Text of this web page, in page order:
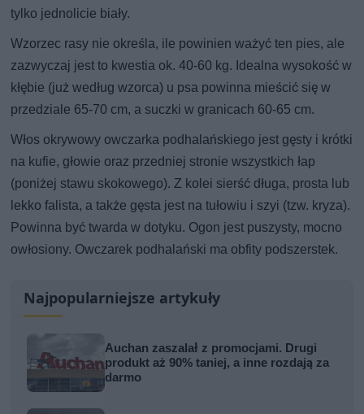
tylko jednolicie biały.
Wzorzec rasy nie określa, ile powinien ważyć ten pies, ale
zazwyczaj jest to kwestia ok. 40-60 kg. Idealna wysokość w
kłębie (już według wzorca) u psa powinna mieścić się w
przedziale 65-70 cm, a suczki w granicach 60-65 cm.
Włos okrywowy owczarka podhalańskiego jest gęsty i krótki
na kufie, głowie oraz przedniej stronie wszystkich łap
(poniżej stawu skokowego). Z kolei sierść długa, prosta lub
lekko falista, a także gęsta jest na tułowiu i szyi (tzw. kryza).
Powinna być twarda w dotyku. Ogon jest puszysty, mocno
owłosiony. Owczarek podhalański ma obfity podszerstek.
Najpopularniejsze artykuły
Auchan zaszalał z promocjami. Drugi
produkt aż 90% taniej, a inne rozdają za
darmo